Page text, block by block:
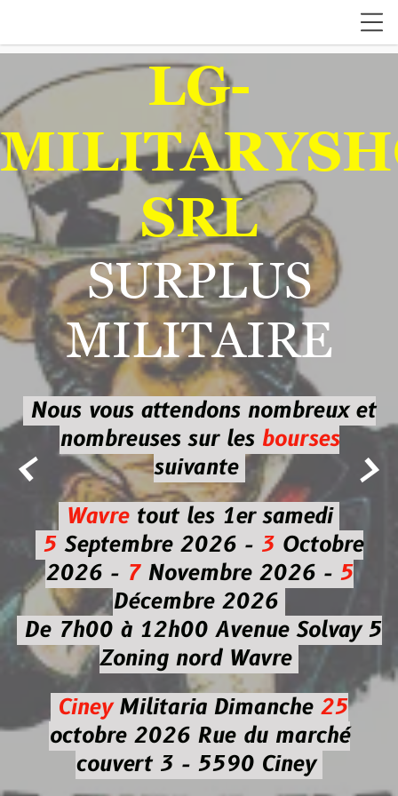
 
LG-
SRL
SURPLUS
MILITAIRE
Nous vous attendons nombreux et
nombreuses sur les bourses
suivante
Wavretout les 1er samedi
5Septembre 2026 - 3Octobre
2026 -7Novembre 2026 - 5
Décembre 2026
De 7h00 à 12h00 Avenue Solvay 5
Zoning nord Wavre
CineyMilitaria Dimanche 25
octobre 2026Rue du marché
couvert 3 - 5590 Ciney